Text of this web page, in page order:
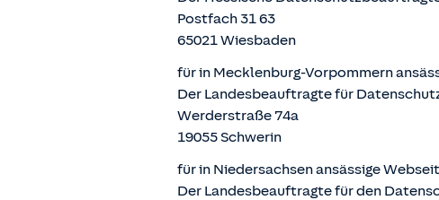
Postfach 31 63
65021 Wiesbaden
für in Mecklenburg-Vorpommern
Der Landesbeauftragte für
Werderstraße 74a
19055 Schwerin
für in Niedersachsen ansässige
Der Landesbeauftragte für den